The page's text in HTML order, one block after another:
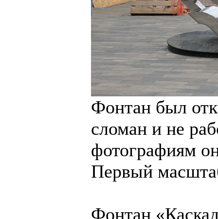
Фонтан был
сломан и не
фотографиям
Первый
Фонтан